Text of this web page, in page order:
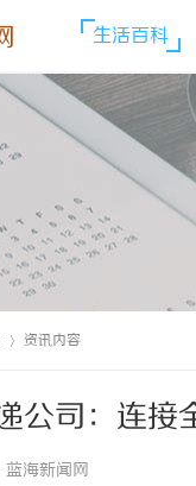
生活百科
资讯内容
公司：连接
海新闻网